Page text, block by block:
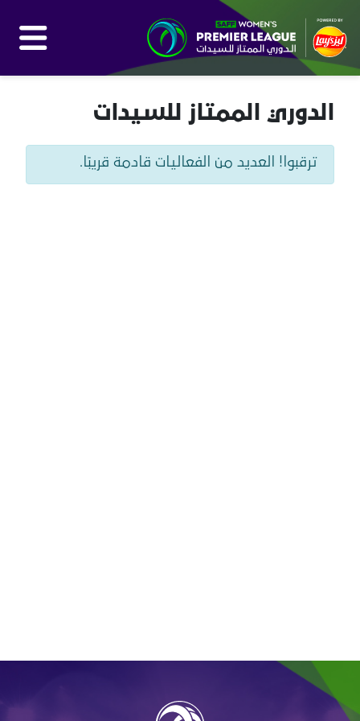
الدوري الممتاز للسيدات
ترقبوا! العديد من الفعاليات قادمة قريبًا.